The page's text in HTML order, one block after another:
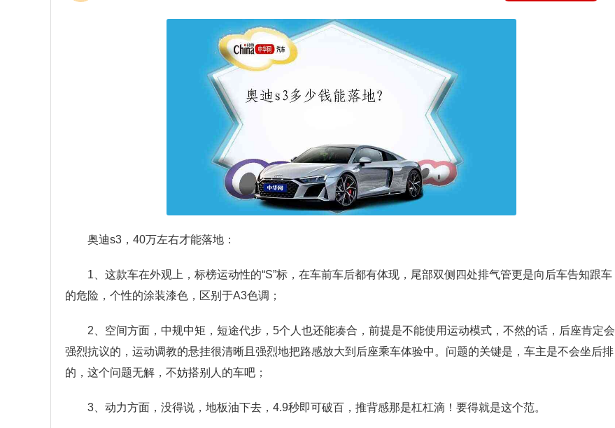
奥迪s3，40万左右才能落地：
1、这款车在外观上，标榜运动性的“S”标，在车前车后都有体现，尾部双侧四处排气管更是向后车告知跟车
的危险，个性的涂装漆色，区别于A3色调；
2、空间方面，中规中矩，短途代步，5个人也还能凑合，前提是不能使用运动模式，不然的话，后座肯定会
强烈抗议的，运动调教的悬挂很清晰且强烈地把路感放大到后座乘车体验中。问题的关键是，车主是不会坐后排
的，这个问题无解，不妨搭别人的车吧；
3、动力方面，没得说，地板油下去，4.9秒即可破百，推背感那是杠杠滴！要得就是这个范。